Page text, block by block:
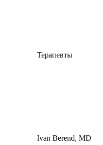
Терапевты
Ivan Berend, MD